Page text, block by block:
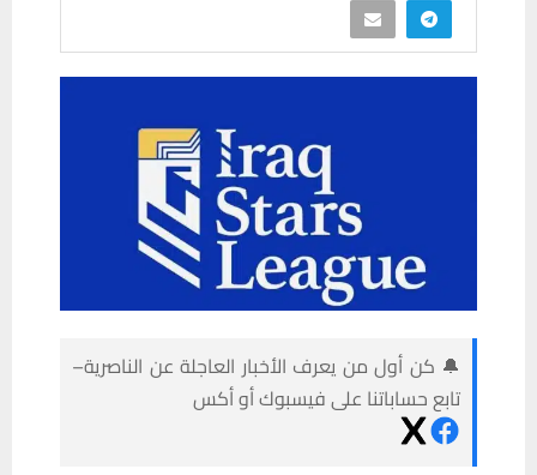
🔔 كن أول من يعرف الأخبار العاجلة عن الناصرية–
تابع حساباتنا على فيسبوك أو أكس